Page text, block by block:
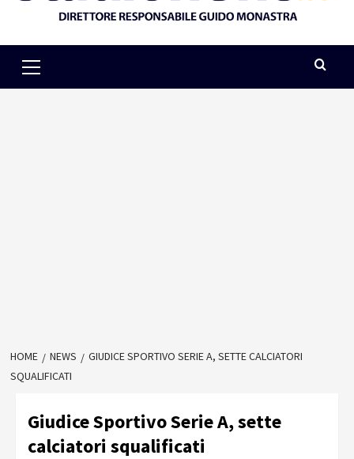
Menu
HOME NEWS
GIUDICE SPORTIVO SERIE A, SETTE CALCIATORI
SQUALIFICATI
Giudice Sportivo Serie A, sette
calciatori squalificati